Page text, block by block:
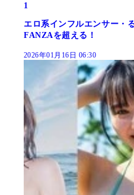
1
エロ系インフルエンサー
FANZAを超える！
2026年01月16日 06:30